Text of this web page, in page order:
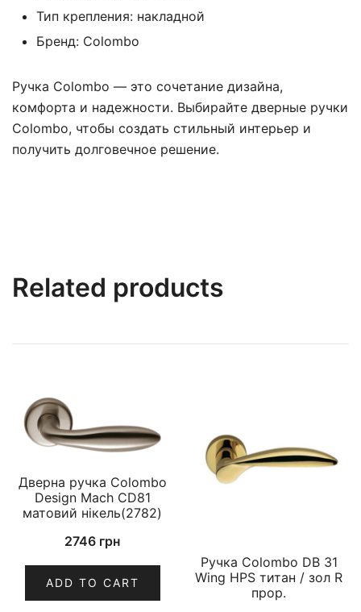
Тип крепления: накладной
Бренд: Colombo
Ручка Colombo — это сочетание дизайна,
комфорта и надежности. Выбирайте дверные ручки
Colombo, чтобы создать стильный интерьер и
получить долговечное решение.
Related products
Дверна ручка Colombo
Design Mach CD81
матовий нікель(2782)
2746 грн
ADD TO CART
Ручка Colombo DB 31
Wing HPS титан / зол R
прор.